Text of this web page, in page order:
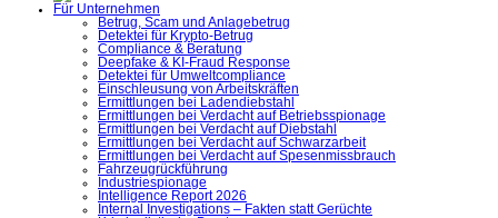
Für Unternehmen
Betrug, Scam und Anlagebetrug
Detektei für Krypto-Betrug
Compliance & Beratung
Deepfake & KI-Fraud Response
Detektei für Umweltcompliance
Einschleusung von Arbeitskräften
Ermittlungen bei Ladendiebstahl
Ermittlungen bei Verdacht auf Betriebsspionage
Ermittlungen bei Verdacht auf Diebstahl
Ermittlungen bei Verdacht auf Schwarzarbeit
Ermittlungen bei Verdacht auf Spesenmissbrauch
Fahrzeugrückführung
Industriespionage
Intelligence Report 2026
Internal Investigations – Fakten statt Gerüchte